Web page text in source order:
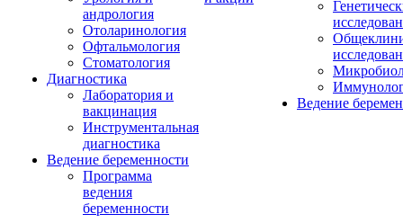
андрология
Отоларинология
Офтальмология
Стоматология
Диагностика
Лаборатория и
вакцинация
Инструментальная
диагностика
Ведение беременности
Программа
ведения
беременности
Ведение